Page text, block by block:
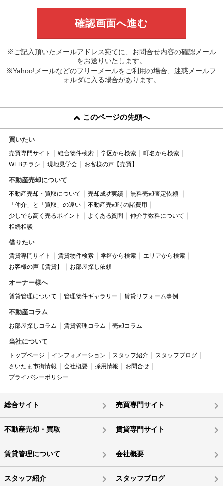
※ご記入頂いたメールアドレス宛てに、お問合せ内容の確認メール
をお送りいたします。
※Yahoo!メールなどのフリーメールをご利用の場合、迷惑メールフ
ォルダに入る場合があります。
このページの先頭へ
買いたい
売買専門サイト 総合物件検索 学区から検索
町名から検索
WEBチラシ
現地見学会 お客様の声【売買】
不動産売却について
不動産売却・買取について 売却成功実績
無料売却査定依頼
「仲介」と「買取」の違い
不動産売却時の諸費用
少しでも高く売るポイント
よくある質問
仲介手数料について
相続相談
借りたい
賃貸専門サイト 賃貸物件検索 学区から検索
エリアから検索
お客様の声【賃貸】
お部屋探し依頼
オーナー様へ
賃貸管理について 管理物件ギャラリー 賃貸リフォーム事例
不動産コラム
お部屋探しコラム 賃貸管理コラム 売却コラム
当社について
トップページ インフォメーション スタッフ紹介
スタッフブログ
さいたま市街情報
会社概要 採用情報
お問合せ
プライバシーポリシー
総合サイト 売買専門サイト
不動産売却・買取 賃貸専門サイト
賃貸管理について 会社概要
スタッフ紹介 スタッフブログ